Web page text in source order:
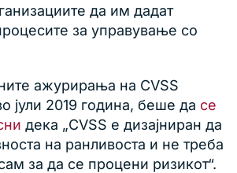
да им дадат
за управување со
ажурирања на CVSS
јули 2019 година, беше да се
дека „CVSS е дизајниран да
на ранливоста и не треба
за да се процени ризикот“.